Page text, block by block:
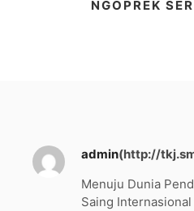
NGOPREK
admin(http://
Menuju Dunia
Saing